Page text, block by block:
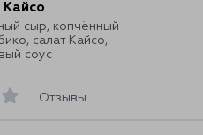
Отзывы
Кайсо
сыр, копчённый
салат Кайсо,
соус